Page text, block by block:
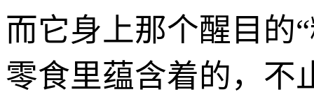
而它身上那个醒目的
零食里蕴含着的，不